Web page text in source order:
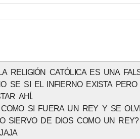
RELIGIÓN CATÓLICA ES UNA
SE SI EL INFIERNO EXISTA PERO
AHÍ.
SI FUERA UN REY Y SE
SIERVO DE DIOS COMO UN REY?